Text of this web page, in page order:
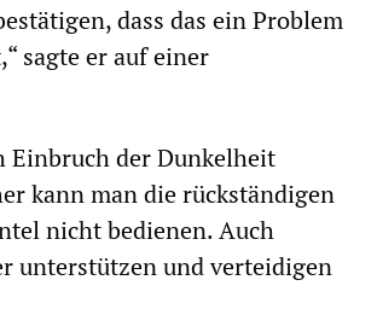
dass das ein Problem
sagte er auf einer
Einbruch der Dunkelheit
kann man die rückständigen
nicht bedienen. Auch
unterstützen und verteidigen